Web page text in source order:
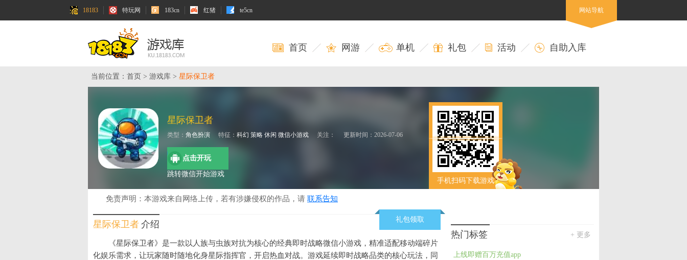
18183 特玩网 183cn 红猪 te5cn 网站导航
首页 网游 单机 礼包 活动 自助入库
当前位置： 首页 > 游戏库 > 星际保卫者
星际保卫者
类型： 角色扮演 特征： 科幻 策略 休闲 微信小游戏 关注： 更新时间：2026-07-06
点击开玩
跳转微信开始游戏
手机扫码下载游戏
免责声明：本游戏来自网络上传，若有涉嫌侵权的作品，请 联系告知
礼包领取
星际保卫者 介绍
《星际保卫者》是一款以人族与虫族对抗为核心的经典即时战略微信小游戏，精准适配移动端碎片
化娱乐需求，让玩家随时随地化身星际指挥官，开启热血对战。游戏延续即时战略品类的核心玩法，同
+ 更多
热门标签
上线即赠百万充值app